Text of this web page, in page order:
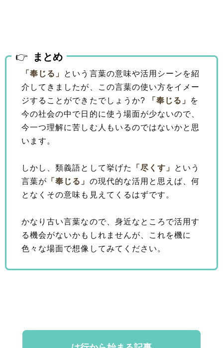
まとめ
「奉じる」 という言葉の意味や活用シーンを紹
介してきましたが、この言葉の使い方をイメー
ジすることができたでしょうか?
「奉じる」 を
今の社会の中で日的に使う場面が少ないので、
今一つ理解に苦しむ人もいるのではないかと思
います。
しかし、類義語として挙げた 「尽くす」
という
言葉が 「奉じる」 の現代的な活用と思えば、何
となくその意味も見えてくるはずです。
かなり古い言葉なので、身近なところで活用す
る機会がないかもしれませんが、これを機に
色々な場面で想像してみてください。